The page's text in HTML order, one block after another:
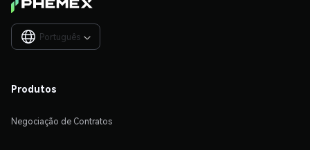
Português 
Produtos
Negociação de Contratos